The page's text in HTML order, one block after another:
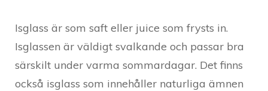
Isglass är som saft eller juice som frysts in.
Isglassen är väldigt svalkande och passar bra
särskilt under varma sommardagar. Det finns
också isglass som innehåller naturliga ämnen